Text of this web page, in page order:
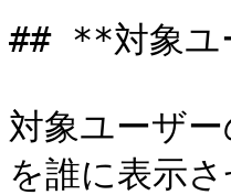
## **対象ユ
対象ユーザ
を誰に表示